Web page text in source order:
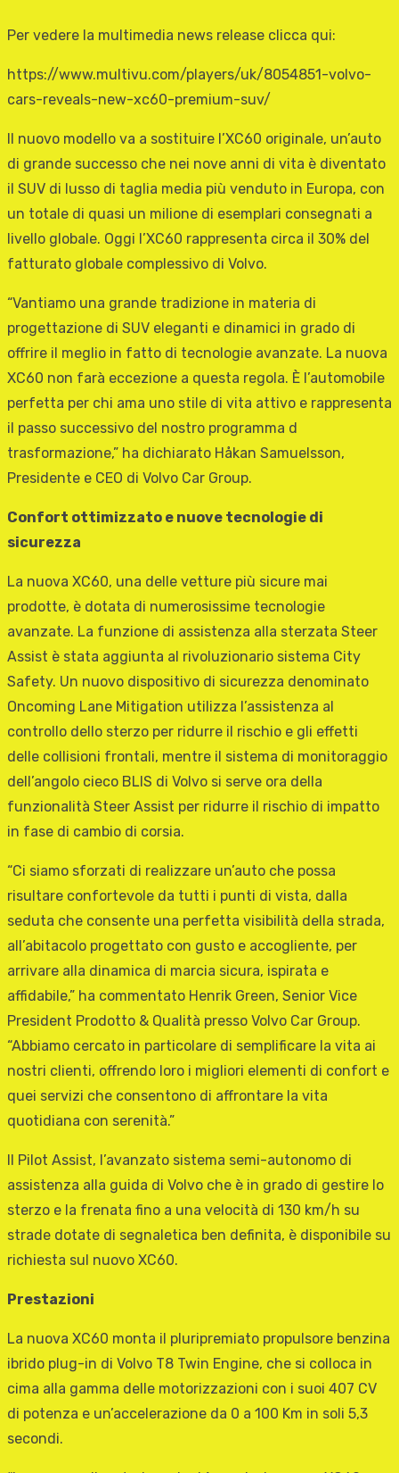
Per vedere la multimedia news release clicca qui:
https://www.multivu.com/players/uk/8054851-volvo-
cars-reveals-new-xc60-premium-suv/
Il nuovo modello va a sostituire l’XC60 originale, un’auto
di grande successo che nei nove anni di vita è diventato
il SUV di lusso di taglia media più venduto in Europa, con
un totale di quasi un milione di esemplari consegnati a
livello globale. Oggi l’XC60 rappresenta circa il 30% del
fatturato globale complessivo di Volvo.
“Vantiamo una grande tradizione in materia di
progettazione di SUV eleganti e dinamici in grado di
offrire il meglio in fatto di tecnologie avanzate. La nuova
XC60 non farà eccezione a questa regola. È l’automobile
perfetta per chi ama uno stile di vita attivo e rappresenta
il passo successivo del nostro programma d
trasformazione,” ha dichiarato Håkan Samuelsson,
Presidente e CEO di Volvo Car Group.
Confort ottimizzato e nuove tecnologie di
sicurezza
La nuova XC60, una delle vetture più sicure mai
prodotte, è dotata di numerosissime tecnologie
avanzate. La funzione di assistenza alla sterzata Steer
Assist è stata aggiunta al rivoluzionario sistema City
Safety. Un nuovo dispositivo di sicurezza denominato
Oncoming Lane Mitigation utilizza l’assistenza al
controllo dello sterzo per ridurre il rischio e gli effetti
delle collisioni frontali, mentre il sistema di monitoraggio
dell’angolo cieco BLIS di Volvo si serve ora della
funzionalità Steer Assist per ridurre il rischio di impatto
in fase di cambio di corsia.
“Ci siamo sforzati di realizzare un’auto che possa
risultare confortevole da tutti i punti di vista, dalla
seduta che consente una perfetta visibilità della strada,
all’abitacolo progettato con gusto e accogliente, per
arrivare alla dinamica di marcia sicura, ispirata e
affidabile,” ha commentato Henrik Green, Senior Vice
President Prodotto & Qualità presso Volvo Car Group.
“Abbiamo cercato in particolare di semplificare la vita ai
nostri clienti, offrendo loro i migliori elementi di confort e
quei servizi che consentono di affrontare la vita
quotidiana con serenità.”
Il Pilot Assist, l’avanzato sistema semi-autonomo di
assistenza alla guida di Volvo che è in grado di gestire lo
sterzo e la frenata fino a una velocità di 130 km/h su
strade dotate di segnaletica ben definita, è disponibile su
richiesta sul nuovo XC60.
Prestazioni
La nuova XC60 monta il pluripremiato propulsore benzina
ibrido plug-in di Volvo T8 Twin Engine, che si colloca in
cima alla gamma delle motorizzazioni con i suoi 407 CV
di potenza e un’accelerazione da 0 a 100 Km in soli 5,3
secondi.